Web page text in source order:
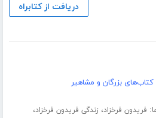
دریافت از کتابراه
کتاب‌های بزرگان و مشاهیر
فریدون فرخزاد، زندگی فریدون فرخزاد،